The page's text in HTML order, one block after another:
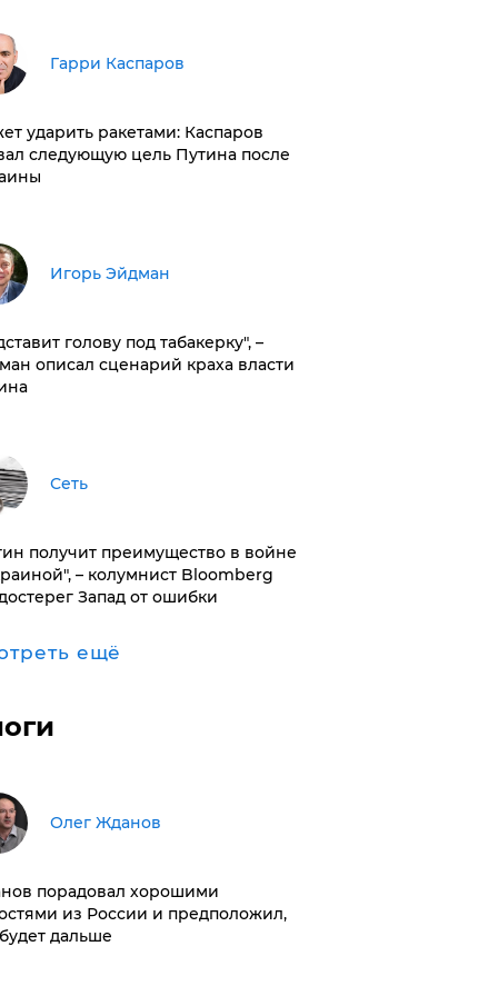
Гарри Каспаров
ударить ракетами: Каспаров
следующую цель Путина после
Игорь Эйдман
голову под табакерку", –
описал сценарий краха власти
Сеть
получит преимущество в войне
– колумнист Bloomberg
Запад от ошибки
ещё
Олег Жданов
порадовал хорошими
из России и предположил,
дальше